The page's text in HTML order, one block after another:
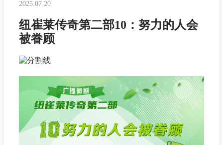
2025.07.20
纽崔莱传奇第二部10：努力的人会
被眷顾